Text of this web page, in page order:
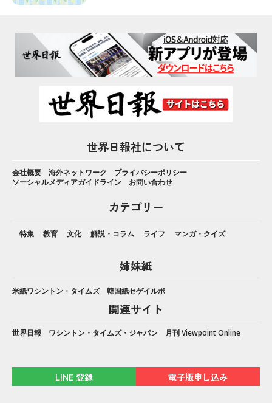
世界日報社について
会社概要 海外ネットワーク
プライバシーポリシー
ソーシャルメディアガイドライン
お問い合わせ
カテゴリー
特集 教育 文化 解説・コラム ライフ マンガ・クイズ
姉妹紙
米紙ワシントン・タイムズ 韓国紙セゲイルボ
関連サイト
世界日報 ワシントン・タイムズ・ジャパン 月刊 Viewpoint Online
LINE 登録 電子版申し込み